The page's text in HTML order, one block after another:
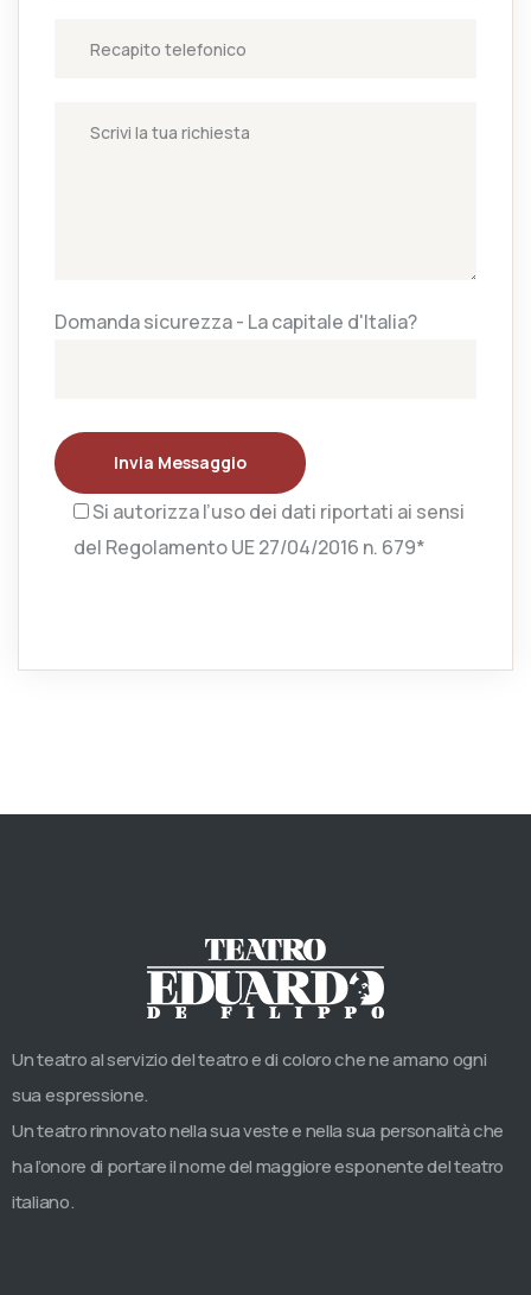
Domanda sicurezza - La capitale d'Italia?
Invia Messaggio
Si autorizza l’uso dei dati riportati ai sensi
del Regolamento UE 27/04/2016 n. 679*
Un teatro al servizio del teatro e di coloro che ne amano ogni
sua espressione.
Un teatro rinnovato nella sua veste e nella sua personalità che
ha l’onore di portare il nome del maggiore esponente del teatro
italiano.